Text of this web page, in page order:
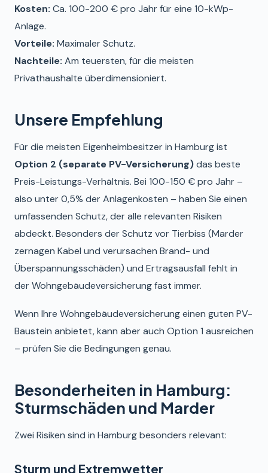
Kosten: Ca. 100-200 € pro Jahr für eine 10-kWp-
Anlage.
Vorteile: Maximaler Schutz.
Nachteile: Am teuersten, für die meisten
Privathaushalte überdimensioniert.
Unsere Empfehlung
Für die meisten Eigenheimbesitzer in Hamburg ist
Option 2 (separate PV-Versicherung)das beste
Preis-Leistungs-Verhältnis. Bei 100-150 € pro Jahr –
also unter 0,5% der Anlagenkosten – haben Sie einen
umfassenden Schutz, der alle relevanten Risiken
abdeckt. Besonders der Schutz vor Tierbiss (Marder
zernagen Kabel und verursachen Brand- und
Überspannungsschäden) und Ertragsausfall fehlt in
der Wohngebäudeversicherung fast immer.
Wenn Ihre Wohngebäudeversicherung einen guten PV-
Baustein anbietet, kann aber auch Option 1 ausreichen
– prüfen Sie die Bedingungen genau.
Besonderheiten in Hamburg:
Sturmschäden und Marder
Zwei Risiken sind in Hamburg besonders relevant:
Sturm und Extremwetter